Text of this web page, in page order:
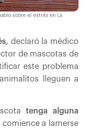
sobre el estrés en La
declaró la médico
de mascotas de
este problema
lleguen a
tenga alguna
comience a lamerse